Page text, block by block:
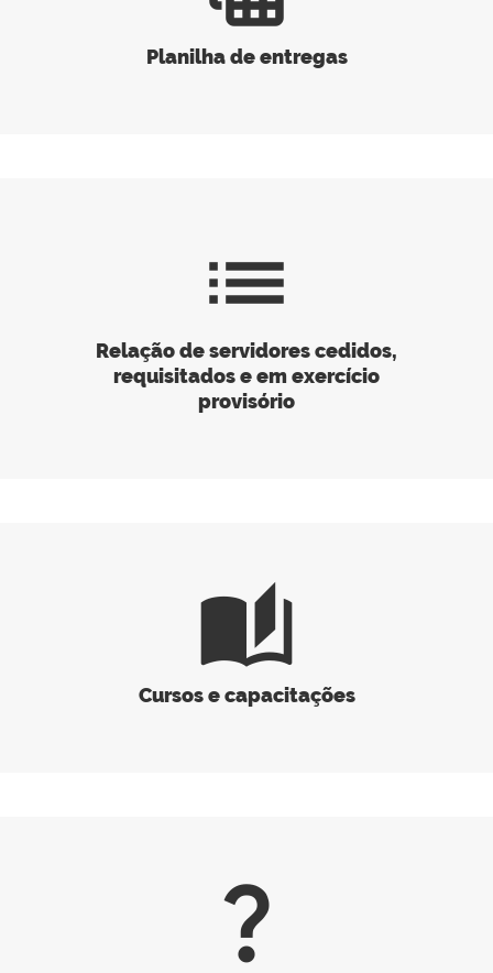
Planilha de entregas
list
Relação de servidores cedidos,
requisitados e em exercício
provisório
auto_stories
Cursos e capacitações
question_mark